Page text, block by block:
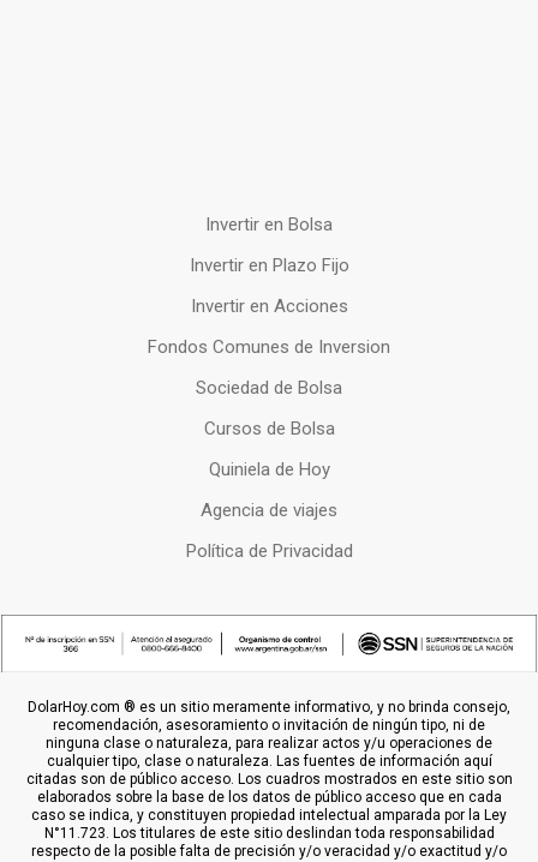
Invertir en Bolsa
Invertir en Plazo Fijo
Invertir en Acciones
Fondos Comunes de Inversion
Sociedad de Bolsa
Cursos de Bolsa
Quiniela de Hoy
Agencia de viajes
Política de Privacidad
DolarHoy.com ® es un sitio meramente informativo, y no brinda consejo,
recomendación, asesoramiento o invitación de ningún tipo, ni de
ninguna clase o naturaleza, para realizar actos y/u operaciones de
cualquier tipo, clase o naturaleza. Las fuentes de información aquí
citadas son de público acceso. Los cuadros mostrados en este sitio son
elaborados sobre la base de los datos de público acceso que en cada
caso se indica, y constituyen propiedad intelectual amparada por la Ley
N°11.723. Los titulares de este sitio deslindan toda responsabilidad
respecto de la posible falta de precisión y/o veracidad y/o exactitud y/o